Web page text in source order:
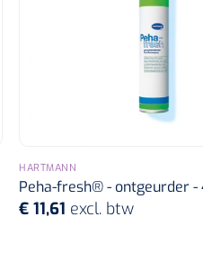
HARTMANN
Peha-fresh® - ontgeurder -
€ 11,61 excl. btw